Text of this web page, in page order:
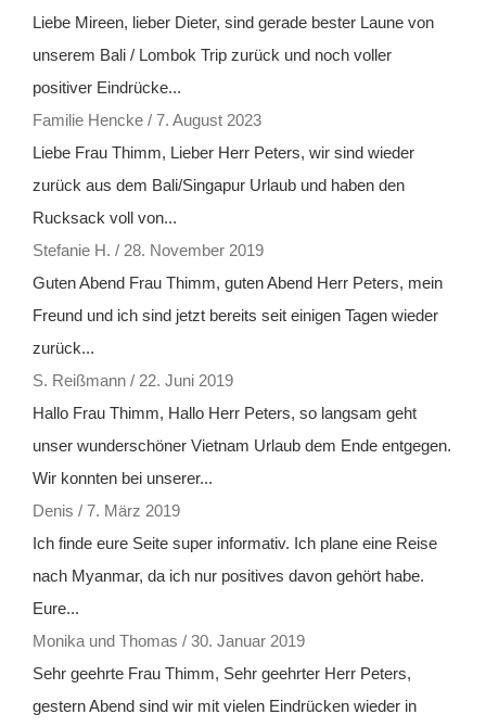
Liebe Mireen, lieber Dieter, sind gerade bester Laune von
unserem Bali / Lombok Trip zurück und noch voller
positiver Eindrücke...
Familie Hencke / 7. August 2023
Liebe Frau Thimm, Lieber Herr Peters, wir sind wieder
zurück aus dem Bali/Singapur Urlaub und haben den
Rucksack voll von...
Stefanie H. / 28. November 2019
Guten Abend Frau Thimm, guten Abend Herr Peters, mein
Freund und ich sind jetzt bereits seit einigen Tagen wieder
zurück...
S. Reißmann / 22. Juni 2019
Hallo Frau Thimm, Hallo Herr Peters, so langsam geht
unser wunderschöner Vietnam Urlaub dem Ende entgegen.
Wir konnten bei unserer...
Denis / 7. März 2019
Ich finde eure Seite super informativ. Ich plane eine Reise
nach Myanmar, da ich nur positives davon gehört habe.
Eure...
Monika und Thomas / 30. Januar 2019
Sehr geehrte Frau Thimm, Sehr geehrter Herr Peters,
gestern Abend sind wir mit vielen Eindrücken wieder in